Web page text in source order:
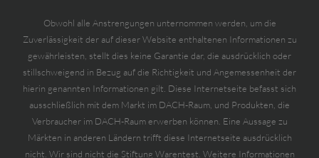
Obwohl alle Anstrengungen unternommen werden, um die
Zuverlässigkeit der auf dieser Website enthaltenen Informationen zu
gewährleisten, stellt dies keine Garantie dar, die ausdrücklich oder
stillschweigend in Bezug auf die Richtigkeit und Angemessenheit der
hierin genannten Informationen gilt. Diese Internetseite befasst sich
ausschließlich mit dem Markt im DACH-Raum, und Produkten, die
Verbraucher im DACH-Raum erwerben können. Eine Aussage zu
Märkten in anderen Ländern trifft diese Internetseite ausdrücklich
nicht. Wir sind nicht die Stiftung Warentest. Weitere Informationen